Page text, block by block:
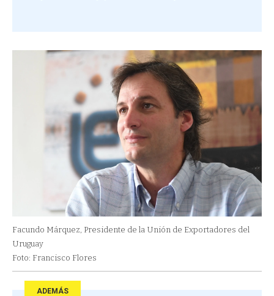
Facundo Márquez, Presidente de la Unión de Exportadores del
Uruguay
Foto: Francisco Flores
ADEMÁS